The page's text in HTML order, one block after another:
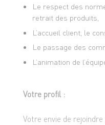
Le respect des
retrait des produits,
L’accueil client, le
Le passage des
L’animation de
Votre profil :
Votre envie de